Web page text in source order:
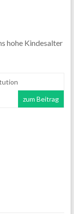
hohe Kindesalter
zum Beitrag